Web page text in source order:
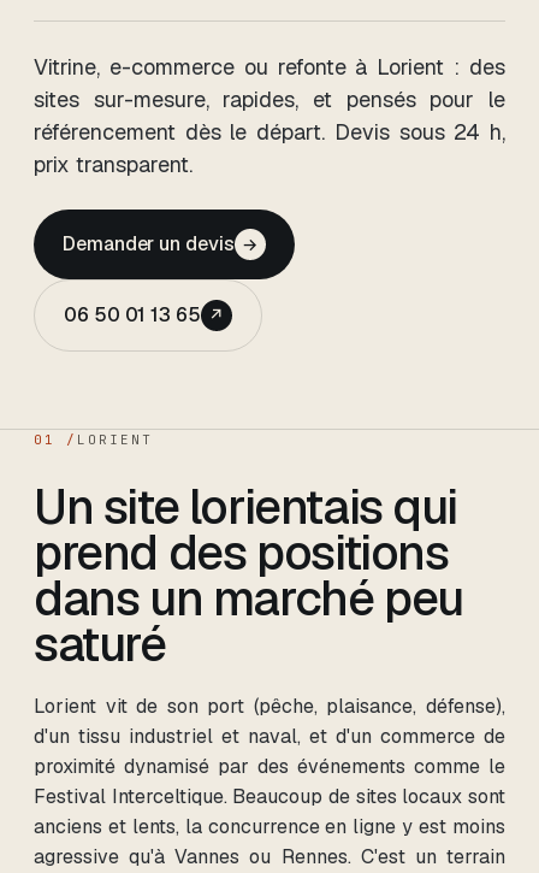
Vitrine, e-commerce ou refonte à Lorient : des
sites sur-mesure, rapides, et pensés pour le
référencement dès le départ. Devis sous 24 h,
prix transparent.
Demander un devis →
06 50 01 13 65 ↗
01 / LORIENT
Un site lorientais qui
prend des positions
dans un marché peu
saturé
Lorient vit de son port (pêche, plaisance, défense),
d'un tissu industriel et naval, et d'un commerce de
proximité dynamisé par des événements comme le
Festival Interceltique. Beaucoup de sites locaux sont
anciens et lents, la concurrence en ligne y est moins
agressive qu'à Vannes ou Rennes. C'est un terrain